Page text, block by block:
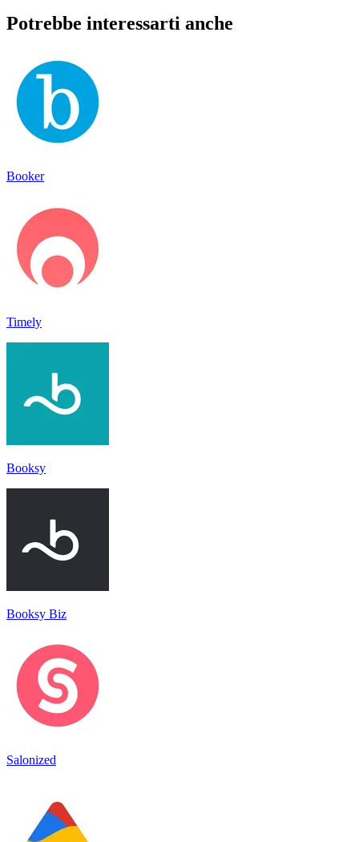
Potrebbe interessarti anche
Booker
Timely
Booksy
Booksy Biz
Salonized